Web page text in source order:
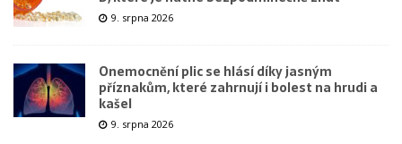
9. srpna 2026
Onemocnění plic se hlásí díky jasným
příznakům, které zahrnují i bolest na hrudi a
kašel
9. srpna 2026